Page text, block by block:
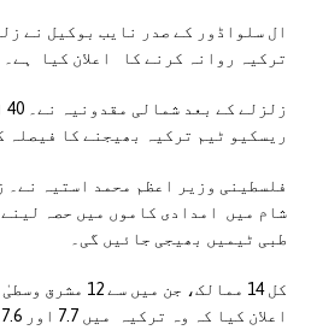
ال سلواڈور کے صدر نایب بوکیل نے
ترکیہ روانہ کرنے کا اعلان کیا ہے۔
ریسکیو ٹیم ترکیہ بھیجنے کا فیصلہ
فلسطینی وزیر اعظم محمد استیہ نے۔
شام میں امدادی کاموں میں حصہ
طبی ٹیمیں بھیجی جائیں گی۔
کل 14 ممالک، جن